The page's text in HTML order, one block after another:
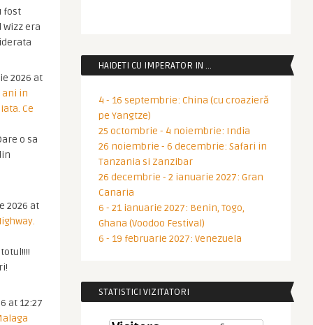
fost
era
2026 at
ani in
Ce
o sa
2026 at
at 12:27
HAIDETI CU IMPERATOR IN …
4 - 16 septembrie: China (cu croazieră
pe Yangtze)
25 octombrie - 4 noiembrie: India
26 noiembrie - 6 decembrie: Safari in
Tanzania si Zanzibar
26 decembrie - 2 ianuarie 2027: Gran
Canaria
6 - 21 ianuarie 2027: Benin, Togo,
Ghana (Voodoo Festival)
6 - 19 februarie 2027: Venezuela
STATISTICI VIZITATORI